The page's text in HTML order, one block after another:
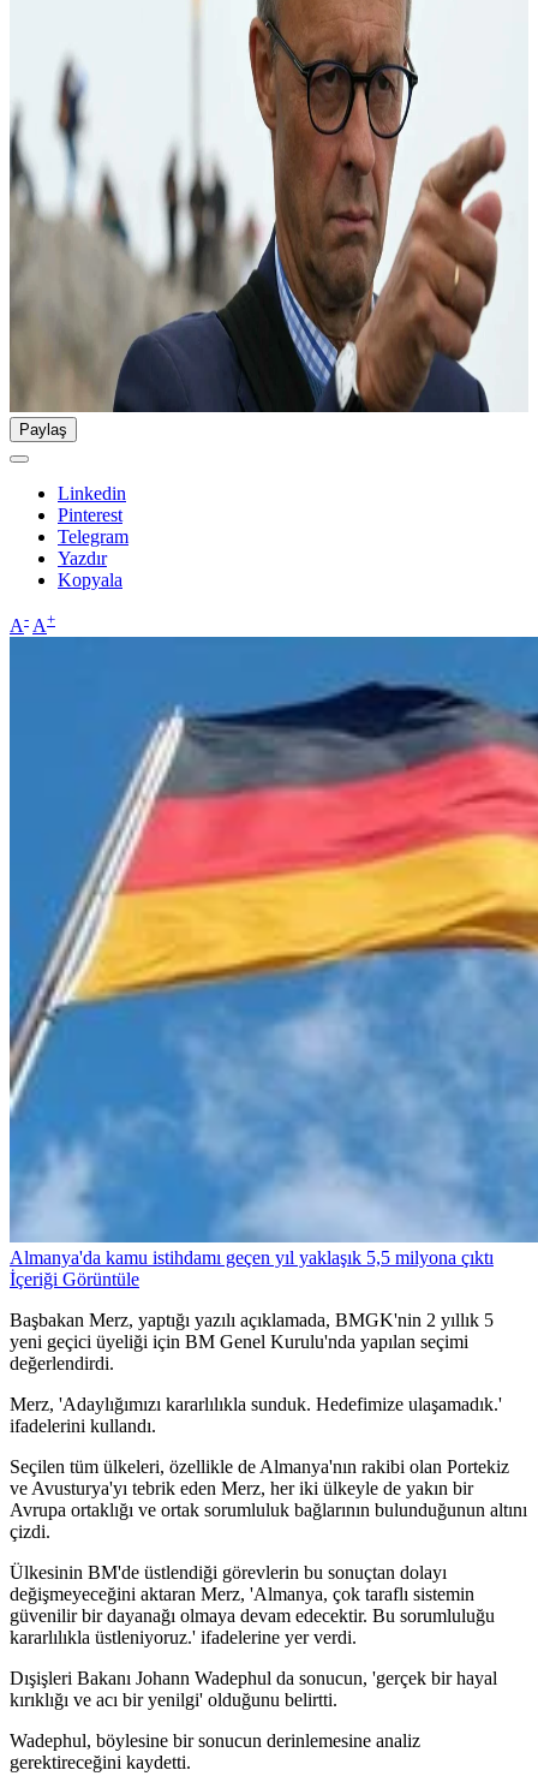
Paylaş
Linkedin
Pinterest
Telegram
Yazdır
Kopyala
A- A+
Almanya'da kamu istihdamı geçen yıl yaklaşık 5,5 milyona çıktı
İçeriği Görüntüle
Başbakan Merz, yaptığı yazılı açıklamada, BMGK'nin 2 yıllık 5
yeni geçici üyeliği için BM Genel Kurulu'nda yapılan seçimi
değerlendirdi.
Merz, 'Adaylığımızı kararlılıkla sunduk. Hedefimize ulaşamadık.'
ifadelerini kullandı.
Seçilen tüm ülkeleri, özellikle de Almanya'nın rakibi olan Portekiz
ve Avusturya'yı tebrik eden Merz, her iki ülkeyle de yakın bir
Avrupa ortaklığı ve ortak sorumluluk bağlarının bulunduğunun altını
çizdi.
Ülkesinin BM'de üstlendiği görevlerin bu sonuçtan dolayı
değişmeyeceğini aktaran Merz, 'Almanya, çok taraflı sistemin
güvenilir bir dayanağı olmaya devam edecektir. Bu sorumluluğu
kararlılıkla üstleniyoruz.' ifadelerine yer verdi.
Dışişleri Bakanı Johann Wadephul da sonucun, 'gerçek bir hayal
kırıklığı ve acı bir yenilgi' olduğunu belirtti.
Wadephul, böylesine bir sonucun derinlemesine analiz
gerektireceğini kaydetti.